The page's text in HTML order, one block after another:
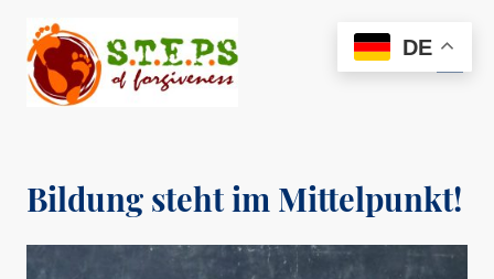
Bildung steht im Mittelpunkt!
DE